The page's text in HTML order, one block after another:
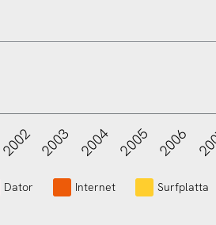
2018
2002 2003 2004 2005 2006
Dator Internet Surfplatta